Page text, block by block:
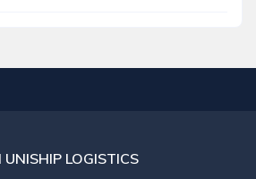
LOGISTICS